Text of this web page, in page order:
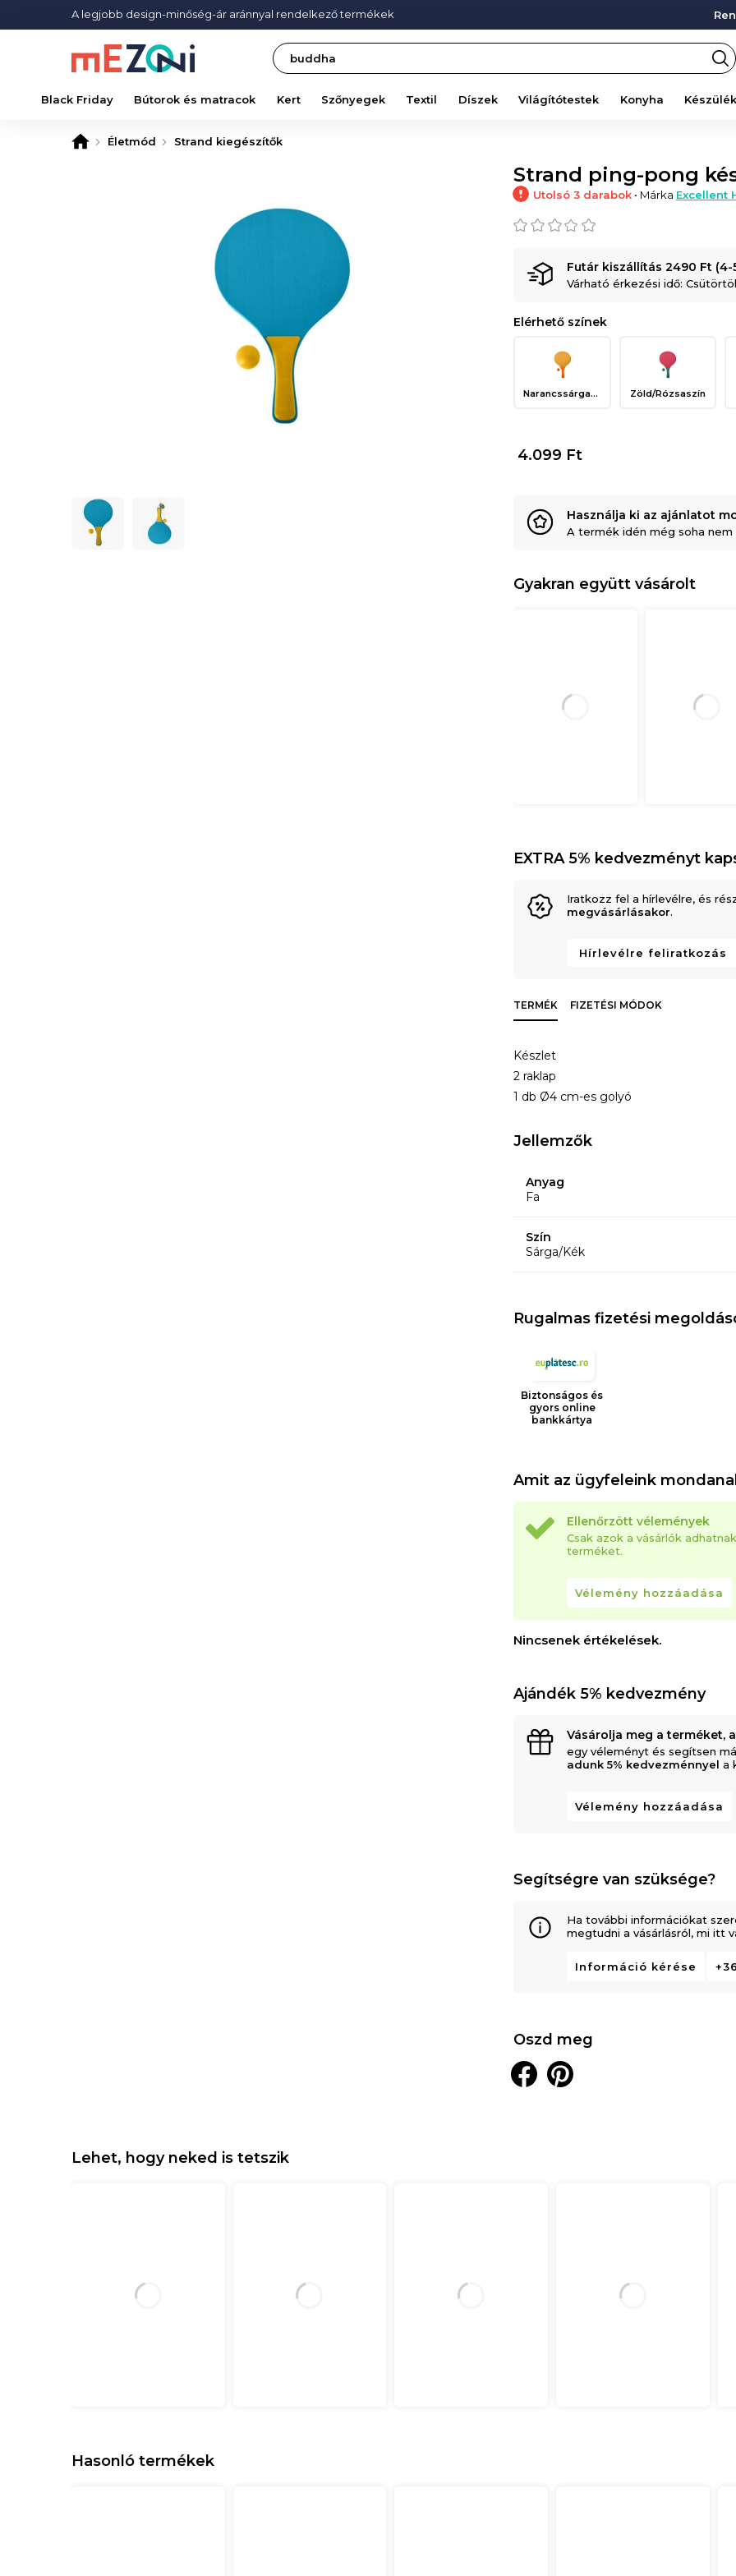
A legjobb design-minőség-ár aránnyal rendelkező termékek
Search
Black Friday Bútorok és matracok Kert Szőnyegek Textil Díszek Világítótestek Konyha
Életmód Strand kiegészítők
Strand ping-pong
Utolsó 3 darabok • Márka Excellent
Futár kiszállítás 2490 Ft
Várható érkezési idő:
Elérhető színek
Narancssárga/Sárga Zöld/Rózsaszín
4.099 Ft
Használja ki az ajánlatot
A termék idén még soha
Gyakran együtt vásárolt
EXTRA 5% kedvezményt
Iratkozz fel a hírlevélre, és
megvásárlásakor.
Hírlevélre feliratkozás
TERMÉK FIZETÉSI MÓDOK
Készlet
2 raklap
1 db Ø4 cm-es golyó
Jellemzők
Anyag
Fa
Szín
Sárga/Kék
Rugalmas fizetési
Biztonságos és
gyors online
bankkártya
Amit az ügyfeleink
Ellenőrzött vélemények
Csak azok a vásárlók
terméket.
Vélemény hozzáadása
Nincsenek értékelések.
Ajándék 5% kedvezmény
Vásárolja meg a terméket,
egy véleményt és segítsen
adunk 5% kedvezménnyel a
Vélemény hozzáadása
Segítségre van szüksége?
Ha további információkat
megtudni a vásárlásról, mi itt
Információ kérése
Oszd meg
Lehet, hogy neked is tetszik
Hasonló termékek